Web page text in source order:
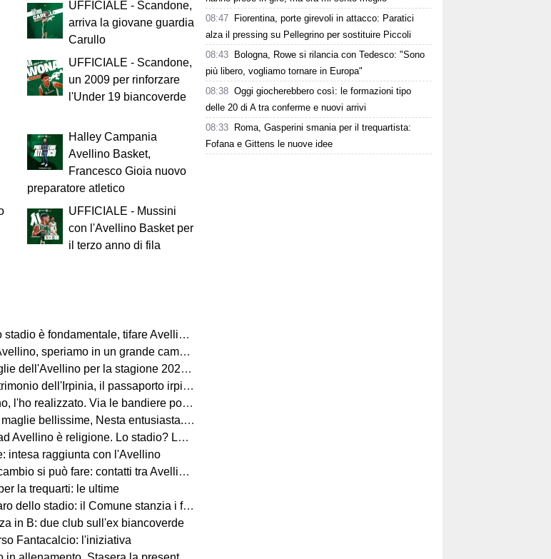
UFFICIALE - Scandone,
arriva la giovane guardia
Carullo
UFFICIALE - Scandone,
un 2009 per rinforzare
l'Under 19 biancoverde
Halley Campania
Avellino Basket,
Francesco Gioia nuovo
preparatore atletico
UFFICIALE - Mussini
con l'Avellino Basket per
il terzo anno di fila
fondamentale, tifare Avellino un privilegio"
speriamo in un grande campionato"
per la stagione 2026-2027
dell'Irpinia, il passaporto irpino..."
realizzato. Via le bandiere politiche..."
Nesta entusiasta. Mercato? Ottimo, ma..."
è religione. Lo stadio? Lo faremo..."
intesa raggiunta con l'Avellino
si può fare: contatti tra Avellino e Catania
la trequarti: le ultime
dello stadio: il Comune stanzia i fondi
in B: due club sull'ex biancoverde
Fantacalcio: l'iniziativa
08:47
Fiorentina, porte girevoli in attacco: Paratici
alza il pressing su Pellegrino per sostituire Piccoli
08:43
Bologna, Rowe si rilancia con Tedesco: "Sono
più libero, vogliamo tornare in Europa"
08:38 Oggi giocherebbero così: le formazioni tipo
delle 20 di A tra conferme e nuovi arrivi
08:33
Roma, Gasperini smania per il trequartista:
Fofana e Gittens le nuove idee